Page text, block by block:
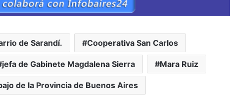
de Sarandí. Cooperativa San Carlos
jefa de Gabinete Magdalena Sierra Mara Ruiz
de la Provincia de Buenos Aires